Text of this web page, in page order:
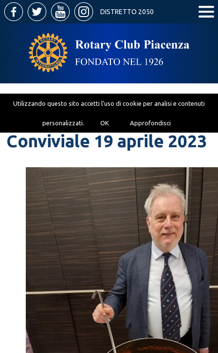
Utilizzando questo sito accetti l’uso di cookie per analisi e contenuti
personalizzati. OK Approfondisci
Conviviale 19 aprile 2023
DISTRETTO 2050